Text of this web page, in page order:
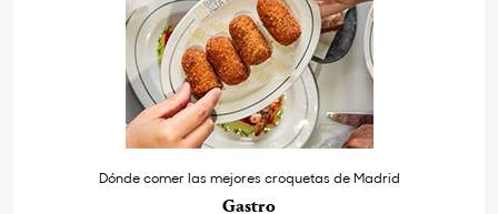
Dónde comer las mejores croquetas de Madrid
Gastro